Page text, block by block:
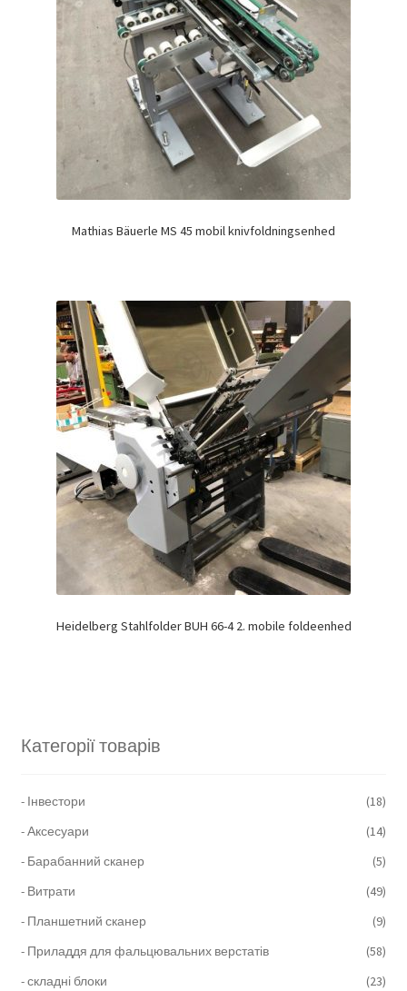
Mathias Bäuerle MS 45 mobil knivfoldningsenhed
Heidelberg Stahlfolder BUH 66-4 2. mobile foldeenhed
Категорії товарів
- Інвестори
(18)
- Аксесуари
(14)
- Барабанний сканер
(5)
- Витрати
(49)
- Планшетний сканер
(9)
- Приладдя для фальцювальних верстатів
(58)
- складні блоки
(23)